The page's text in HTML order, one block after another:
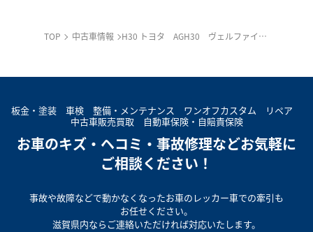
TOP 中古車情報 H30 トヨタ AGH30 ヴェルファイア 2.4Z Gエディション
板⾦・塗装 ⾞検 整備・メンテナンス ワンオフカスタム
リペア
中古⾞販売買取
⾃動⾞保険・⾃賠責保険
お⾞のキズ・ヘコミ・事故修理などお気軽に
ご相談ください！
事故や故障などで動かなくなったお⾞の レッカー⾞での牽引も
お任せください。
滋賀県内なら ご連絡いただければ対応いたします。